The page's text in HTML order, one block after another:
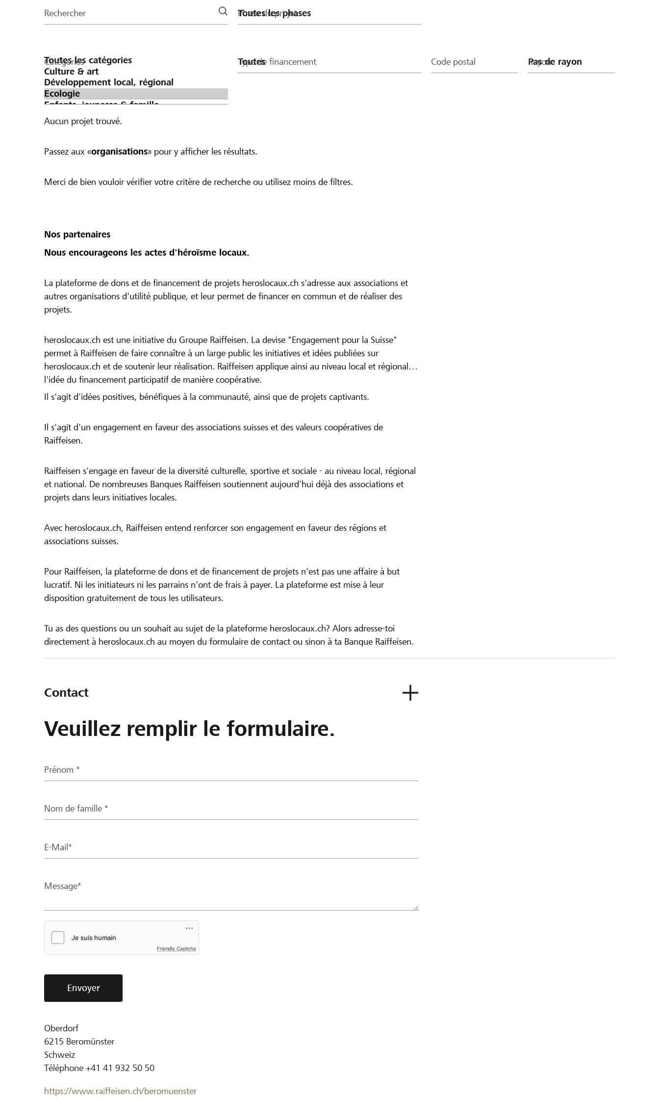
la
Rechercher Phase du projet
Catégories Type de financement Code postal Rayon
Aucun projet trouvé.
Passez aux «organisations» pour y afficher les résultats.
Merci de bien vouloir vérifier votre critère de recherche ou utilisez moins de filtres.
Nos partenaires
Nous encourageons les actes d'héroïsme locaux.
La plateforme de dons et de financement de projets heroslocaux.ch s'adresse aux associations et
autres organisations d'utilité publique, et leur permet de financer en commun et de réaliser des
projets.
heroslocaux.ch est une initiative du Groupe Raiffeisen. La devise "Engagement pour la Suisse"
permet à Raiffeisen de faire connaître à un large public les initiatives et idées publiées sur
heroslocaux.ch et de soutenir leur réalisation. Raiffeisen applique ainsi au niveau local et régional
l'idée du financement participatif de manière coopérative.
Il s'agit d'idées positives, bénéfiques à la communauté, ainsi que de projets captivants.
Il s'agit d'un engagement en faveur des associations suisses et des valeurs coopératives de
Raiffeisen.
Raiffeisen s'engage en faveur de la diversité culturelle, sportive et sociale - au niveau local, régional
et national. De nombreuses Banques Raiffeisen soutiennent aujourd'hui déjà des associations et
projets dans leurs initiatives locales.
Avec heroslocaux.ch, Raiffeisen entend renforcer son engagement en faveur des régions et
associations suisses.
Pour Raiffeisen, la plateforme de dons et de financement de projets n'est pas une affaire à but
lucratif. Ni les initiateurs ni les parrains n'ont de frais à payer. La plateforme est mise à leur
disposition gratuitement de tous les utilisateurs.
Tu as des questions ou un souhait au sujet de la plateforme heroslocaux.ch? Alors adresse-toi
directement à heroslocaux.ch au moyen du formulaire de contact ou sinon à ta Banque Raiffeisen.
Contact
Veuillez remplir le formulaire.
Prénom *
Nom de famille *
E-Mail*
Message*
Friendly Captcha
Envoyer
Oberdorf
6215 Beromünster
Schweiz
Téléphone +41 41 932 50 50
https://www.raiffeisen.ch/beromuenster